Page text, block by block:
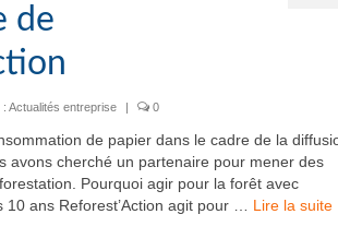
de
: Actualités entreprise | 0
de papier dans le cadre de la
avons cherché un partenaire pour mener des
Pourquoi agir pour la forêt avec
10 ans Reforest’Action agit pour … Lire la suite­­